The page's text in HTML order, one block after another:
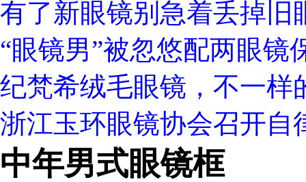
有了新眼镜别急着丢掉旧
“眼镜男”被忽悠配两眼镜
纪梵希绒毛眼镜，不一样
浙江玉环眼镜协会召开自
中年男式眼镜框